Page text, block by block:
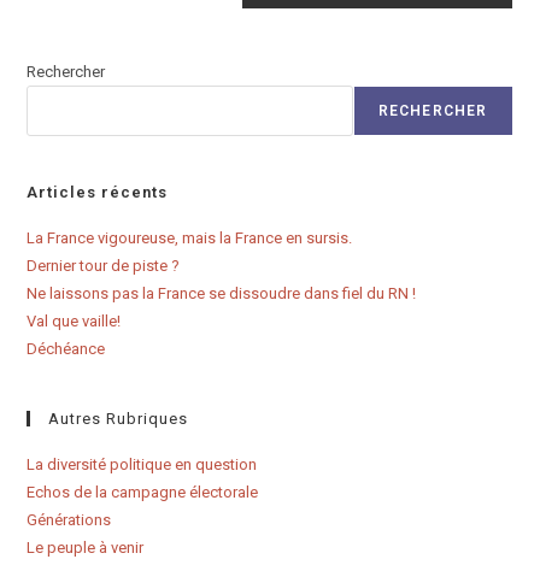
Rechercher
RECHERCHER
Articles récents
La France vigoureuse, mais la France en sursis.
Dernier tour de piste ?
Ne laissons pas la France se dissoudre dans fiel du RN !
Val que vaille!
Déchéance
Autres Rubriques
La diversité politique en question
Echos de la campagne électorale
Générations
Le peuple à venir